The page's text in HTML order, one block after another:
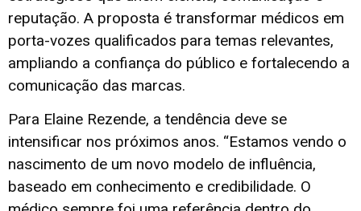
reputação. A proposta é transformar médicos em
porta-vozes qualificados para temas relevantes,
ampliando a confiança do público e fortalecendo a
comunicação das marcas.
Para Elaine Rezende, a tendência deve se
intensificar nos próximos anos. “Estamos vendo o
nascimento de um novo modelo de influência,
baseado em conhecimento e credibilidade. O